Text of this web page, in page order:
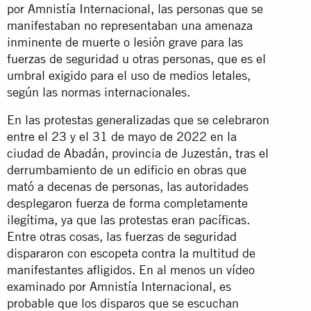
por Amnistía Internacional, las personas que se
manifestaban no representaban una amenaza
inminente de muerte o lesión grave para las
fuerzas de seguridad u otras personas, que es el
umbral exigido para el uso de medios letales,
según las normas internacionales.
En las protestas generalizadas que se celebraron
entre el 23 y el 31 de mayo de 2022 en la
ciudad de Abadán, provincia de Juzestán, tras el
derrumbamiento de un edificio en obras que
mató a decenas de personas, las autoridades
desplegaron fuerza de forma completamente
ilegítima, ya que las protestas eran pacíficas.
Entre otras cosas, las fuerzas de seguridad
dispararon con escopeta contra la multitud de
manifestantes afligidos. En al menos un vídeo
examinado por Amnistía Internacional, es
probable que los disparos que se escuchan